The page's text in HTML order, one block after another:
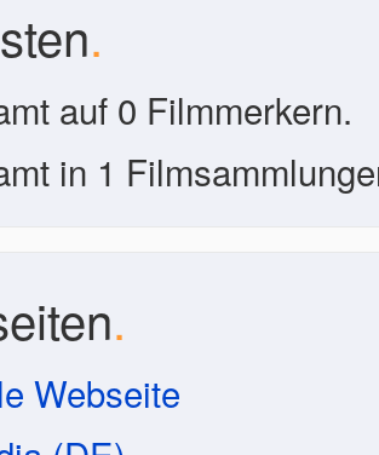
.
auf 0 Filmmerkern.
in 1
.
Webseite